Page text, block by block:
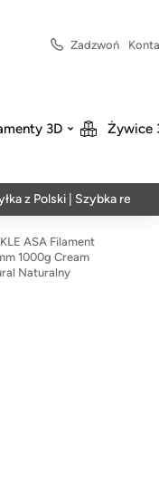
Zadzwoń
3D Żywice
| Szybka realizacja w
ASA Filament
1000g Cream
Naturalny